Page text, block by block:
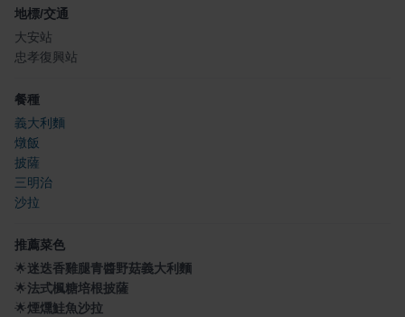
地標/交通
大安站
忠孝復興站
餐種
義大利麵
燉飯
披薩
三明治
沙拉
推薦菜色
🌟迷迭香雞腿青醬野菇義大利麵
🌟法式楓糖培根披薩
🌟煙燻鮭魚沙拉